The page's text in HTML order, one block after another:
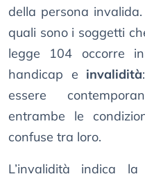
della persona
quali sono i soggetti
legge 104 occorre
handicap e invalidità
essere
entrambe le
confuse tra loro.
L’invalidità indica